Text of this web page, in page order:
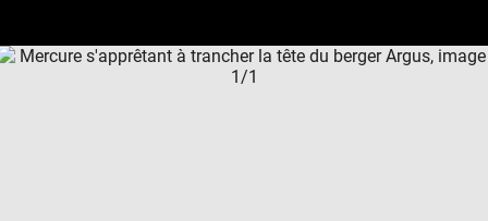
Download
Next
Previous